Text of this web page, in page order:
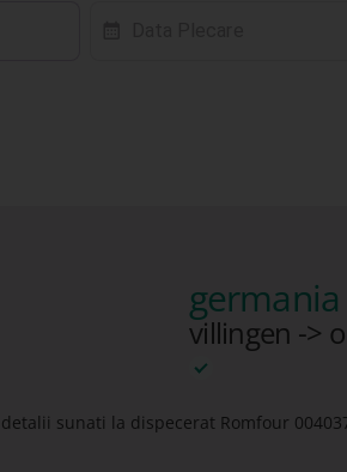
villingen ->
sunati la dispecerat Romfour